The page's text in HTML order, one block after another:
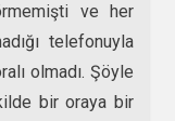
ve her
telefonuyla
olmadı. Şöyle
bir oraya bir